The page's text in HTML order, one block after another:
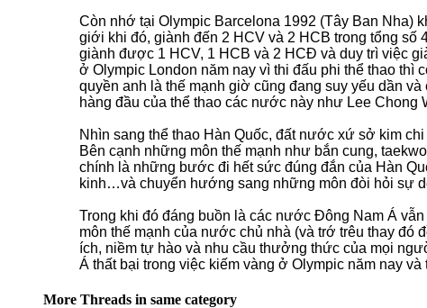
Còn nhớ tại Olympic Barcelona 1992 (Tây Ban Nha)
giới khi đó, giành đến 2 HCV và 2 HCB trong tổng
giành được 1 HCV, 1 HCB và 2 HCĐ và duy trì việc
ở Olympic London năm nay vì thi đấu phi thể thao thì
quyền anh là thế mạnh giờ cũng đang suy yếu dần
hàng đầu của thể thao các nước này như Lee
Nhìn sang thể thao Hàn Quốc, đất nước xứ sở kim
Bên cạnh những môn thế mạnh như bắn cung,
chính là những bước đi hết sức đúng đắn của Hàn
kinh…và chuyển hướng sang những môn đòi hỏi sự
Trong khi đó đáng buồn là các nước Đông Nam Á
môn thế mạnh của nước chủ nhà (và trớ trêu thay đó
ích, niềm tự hào và nhu cầu thưởng thức của mọi
Á thất bại trong việc kiếm vàng ở Olympic năm nay
More Threads in same category